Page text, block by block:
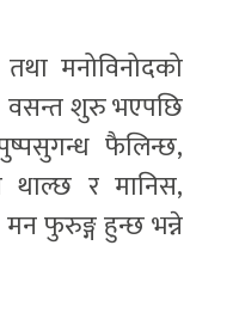
मनोविनोदको
वसन्त शुरु भएपछि
फैलिन्छ,
र मानिस,
मन फुरुङ्ग हुन्छ भन्ने